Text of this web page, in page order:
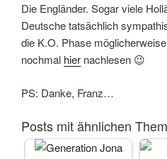
Die Engländer. Sogar viele
Deutsche tatsächlich
die K.O. Phase
nochmal hier nachlesen 😉
PS: Danke, Franz…
Posts mit ähnlichen